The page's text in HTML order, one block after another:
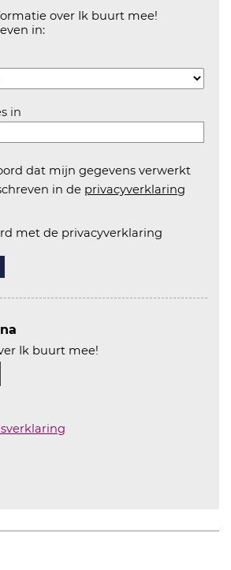
over Ik buurt mee!
in:Aanvinken om informatie over
in
dat mijn gegevens verwerkt
in de privacyverklaring
met de privacyverklaring
Ik buurt mee!